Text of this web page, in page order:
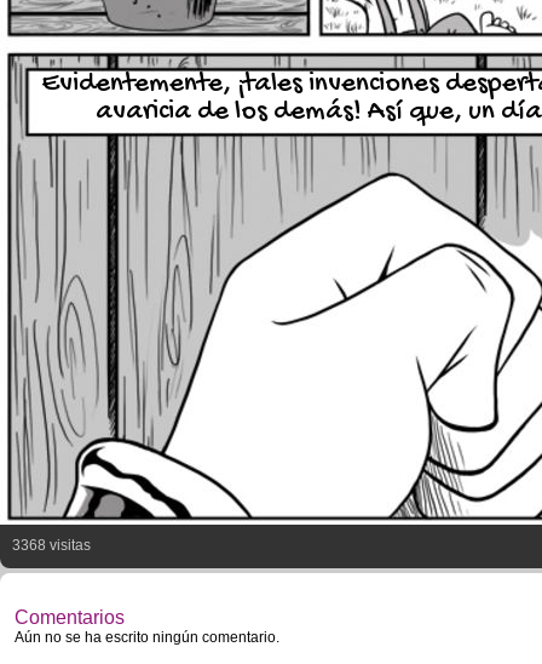
Evidentemente, ¡tales invenciones
avaricia de los demás! Así que, un
3368 visitas
Comentarios
Aún no se ha escrito ningún comentario.